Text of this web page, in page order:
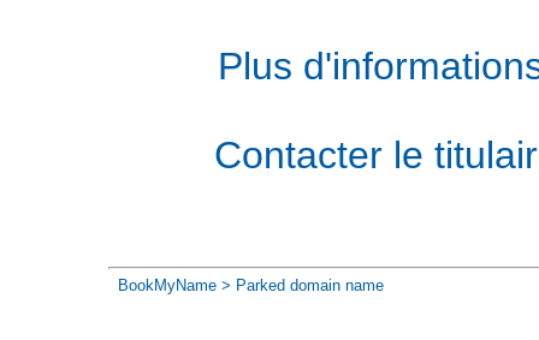
Plus
Contacter le
BookMyName > Parked domain name